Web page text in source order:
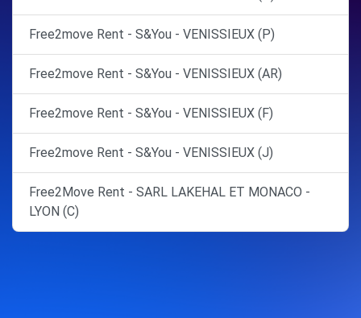
Free2move Rent - S&You - VENISSIEUX (P)
Free2move Rent - S&You - VENISSIEUX (AR)
Free2move Rent - S&You - VENISSIEUX (F)
Free2move Rent - S&You - VENISSIEUX (J)
Free2Move Rent - SARL LAKEHAL ET MONACO -
LYON (C)